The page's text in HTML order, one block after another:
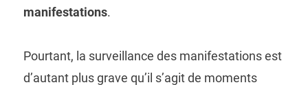
manifestations.
Pourtant, la surveillance des manifestations est
d’autant plus grave qu’il s’agit de moments